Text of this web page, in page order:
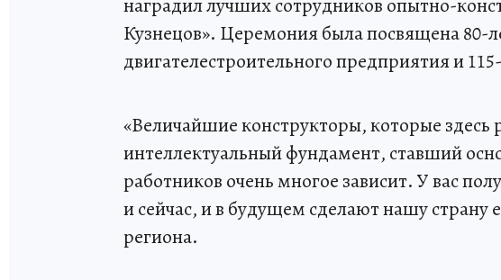
наградил лучших сотрудников опытно-
Кузнецов». Церемония была посвящена 80-
двигателестроительного предприятия и
«Величайшие конструкторы, которые здесь
интеллектуальный фундамент, ставший
работников очень многое зависит. У вас
и сейчас, и в будущем сделают нашу страну
региона.